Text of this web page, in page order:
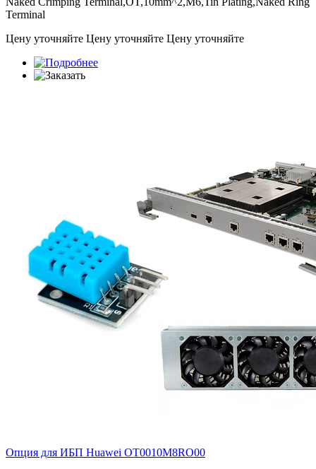
Terminal
Цену уточняйте Цену уточняйте Цену уточняйте
Опция для ИБП Huawei OT0010M8RO00